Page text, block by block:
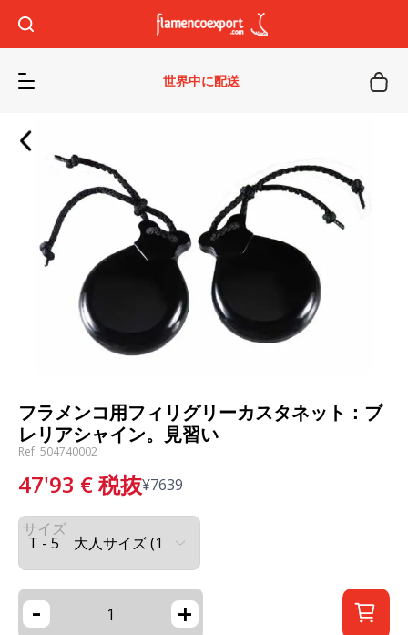
世界中に配送
フラメンコ用フィリグリーカスタネット：ブ
レリアシャイン。見習い
Ref: 504740002
47'93 €税抜¥7639
サイズ
- +